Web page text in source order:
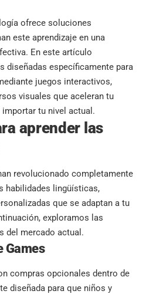
ofrece soluciones
este aprendizaje en una
En este artículo
diseñadas específicamente para
juegos interactivos,
visuales que aceleran tu
tu nivel actual.
aprender las
revolucionado completamente
habilidades lingüísticas,
que se adaptan a tu
exploramos las
del mercado actual.
Games
compras opcionales dentro de
diseñada para que niños y